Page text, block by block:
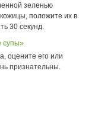
зеленью
положите их в
30 секунд.
супы»
оцените его или
признательны.